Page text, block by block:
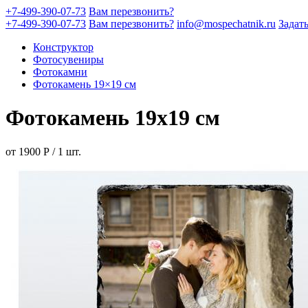
+7-499-390-07-73 Вам перезвонить?
+7-499-390-07-73 Вам перезвонить? info@mospechatnik.ru
Конструктор
Фотосувениры
Фотокамни
Фотокамень 19×19 см
Фотокамень 19х19 см
от 1900 Р / 1 шт.